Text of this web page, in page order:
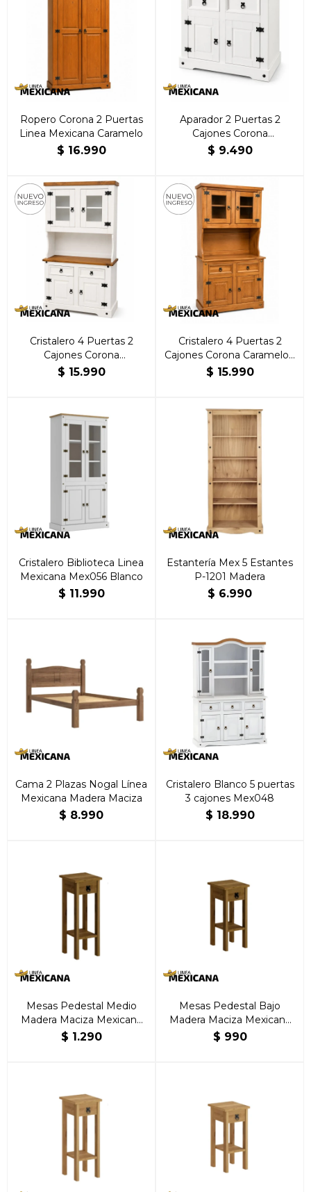
Ropero Corona 2 Puertas
Linea Mexicana Caramelo
$ 16.990
Aparador 2 Puertas 2
Cajones Corona
Blanca/Caramelo | Brillante
$ 9.490
Cristalero 4 Puertas 2
Cajones Corona
Blanco/Caramelo | Brillante
$ 15.990
Cristalero 4 Puertas 2
Cajones Corona Caramelo |
Brillante Hogar
$ 15.990
Cristalero Biblioteca Linea
Mexicana Mex056 Blanco
$ 11.990
Estantería Mex 5 Estantes
P-1201 Madera
$ 6.990
Cama 2 Plazas Nogal Línea
Mexicana Madera Maciza
$ 8.990
Cristalero Blanco 5 puertas
3 cajones Mex048
$ 18.990
Mesas Pedestal Medio
Madera Maciza Mexicana
Nogal
$ 1.290
Mesas Pedestal Bajo
Madera Maciza Mexicana
Nogal
$ 990